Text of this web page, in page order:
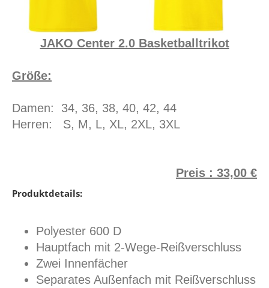
JAKO Center 2.0 Basketballtrikot
Größe:
Damen: 34, 36, 38, 40, 42, 44
Herren: S, M, L, XL, 2XL, 3XL
Preis : 33,00 €
Produktdetails:
Polyester 600 D
Hauptfach mit 2-Wege-Reißverschluss
Zwei Innenfächer
Separates Außenfach mit Reißverschluss